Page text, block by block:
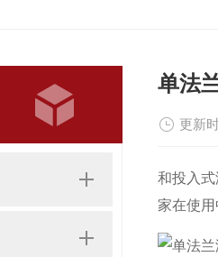
单法
更新
和投入
家在使